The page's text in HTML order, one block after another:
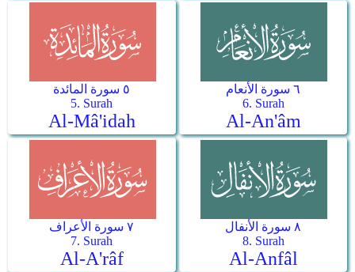
٥ سورة المائدة
5. Surah
Al-Mâ'idah
٦ سورة الأنعام
6. Surah
Al-An'âm
٧ سورة الأعراف
7. Surah
Al-A'râf
٨ سورة الأنفال
8. Surah
Al-Anfâl